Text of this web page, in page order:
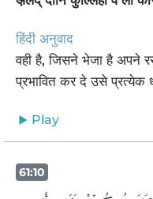
हिंदी अनुवाद
वही है, जिसने भेजा है अपने
प्रभावित कर दे उसे प्रत्येक
Play
61:10